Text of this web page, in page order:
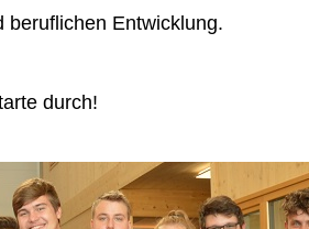
beruflichen Entwicklung.
durch!